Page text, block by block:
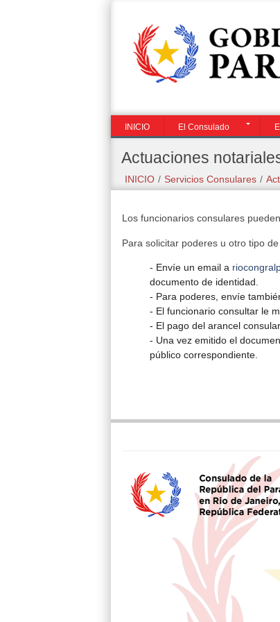
INICIO El Consulado
Consulares Paraguai
Actuaciones
INICIO / Servicios Consulares /
Los funcionarios consulares
Para solicitar poderes u otro tipo
- Envíe un email a
documento de identidad.
- Para poderes, envíe
- El funcionario consultar le
- El pago del arancel
- Una vez emitido el
público correspondiente.